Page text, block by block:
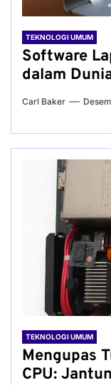
TEKNOLOGI UMUM
Software
dalam
Carl Baker
TEKNOLOGI UMUM
Mengupas
CPU: